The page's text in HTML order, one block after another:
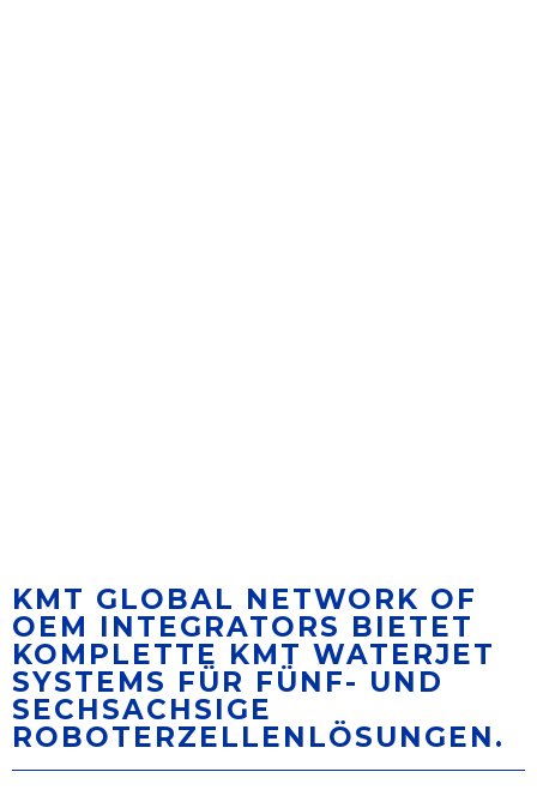
KMT GLOBAL NETWORK OF
OEM INTEGRATORS BIETET
KOMPLETTE KMT WATERJET
SYSTEMS FÜR FÜNF- UND
SECHSACHSIGE
ROBOTERZELLENLÖSUNGEN.